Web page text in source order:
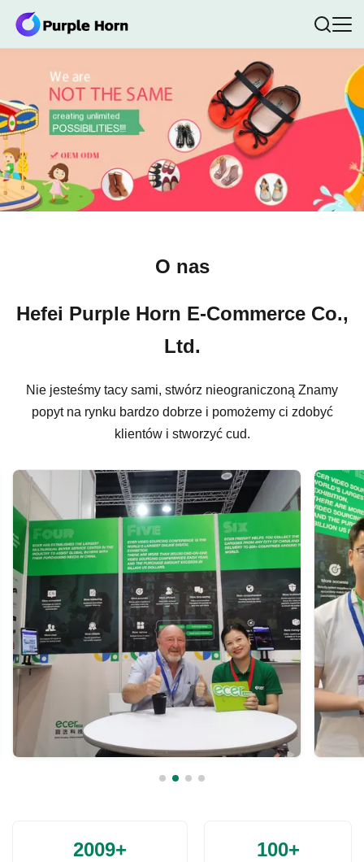
O nas
Hefei Purple Horn E-Commerce Co.,
Ltd.
Nie jesteśmy tacy sami, stwórz nieograniczoną Znamy
popyt na rynku bardzo dobrze i pomożemy ci zdobyć
klientów i stworzyć cud.
2009+ 100+